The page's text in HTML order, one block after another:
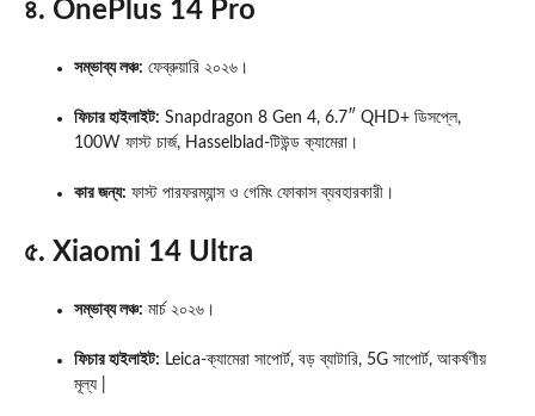
৪. OnePlus 14 Pro
সম্ভাব্য লঞ্চ: ফেব্রুয়ারি ২০২৬।
ফিচার হাইলাইট: Snapdragon 8 Gen 4, 6.7″ QHD+ ডিসপ্লে,
100W ফাস্ট চার্জ, Hasselblad-টিউন্ড ক্যামেরা।
কার জন্য: ফাস্ট পারফরম্যান্স ও গেমিং ফোকাস ব্যবহারকারী।
৫. Xiaomi 14 Ultra
সম্ভাব্য লঞ্চ: মার্চ ২০২৬।
ফিচার হাইলাইট: Leica-ক্যামেরা সাপোর্ট, বড় ব্যাটারি, 5G সাপোর্ট, আকর্ষণীয়
মূল্য |